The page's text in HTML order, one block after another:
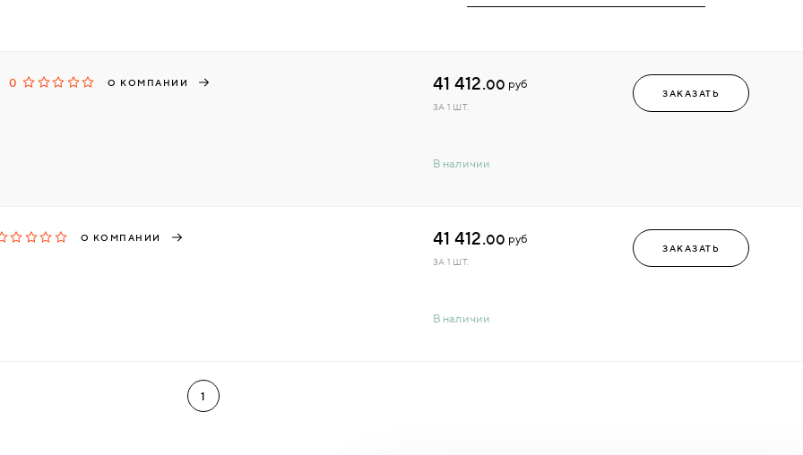
0 О КОМПАНИИ
В наличии
41 412.00 руб
ЗА 1 ШТ.
ЗАКАЗАТЬ
О КОМПАНИИ
В наличии
41 412.00 руб
ЗА 1 ШТ.
ЗАКАЗАТЬ
1